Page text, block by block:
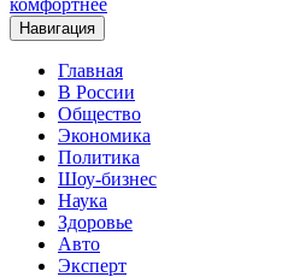
комфортнее
Навигация
Главная
В России
Общество
Экономика
Политика
Шоу-бизнес
Наука
Здоровье
Авто
Эксперт